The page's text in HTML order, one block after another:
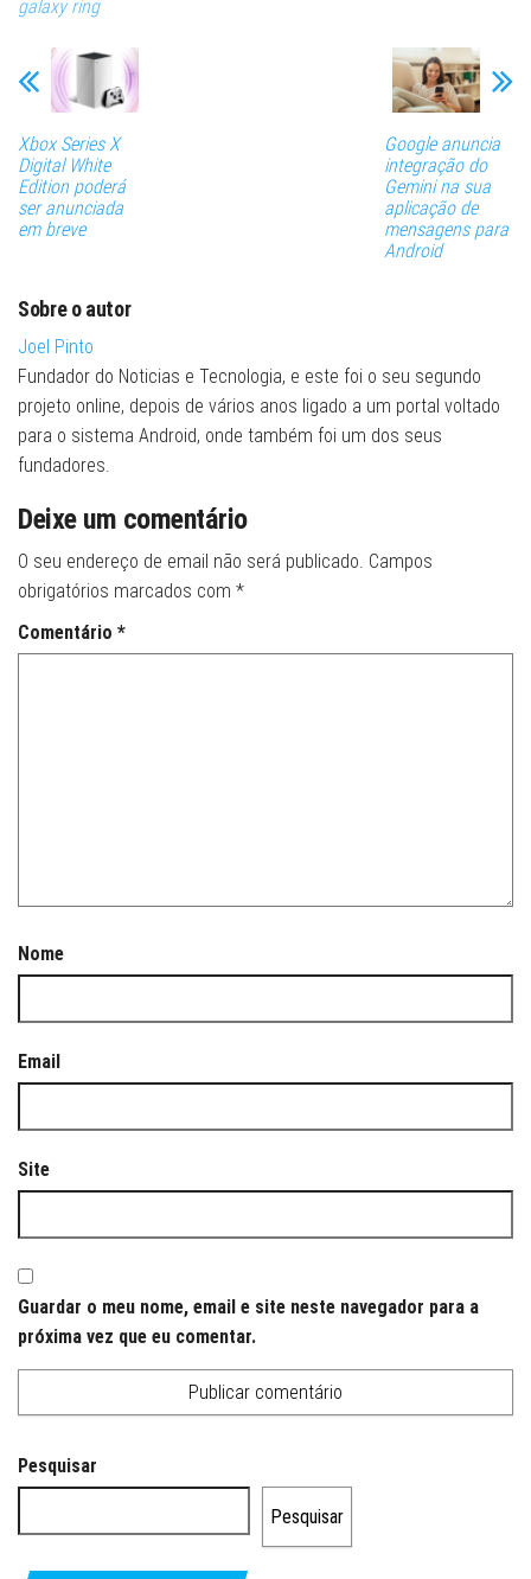
galaxy ring
Xbox Series X
Digital White
Edition poderá
ser anunciada
em breve
Google anuncia
integração do
Gemini na sua
aplicação de
mensagens para
Android
Sobre o autor
Joel Pinto
Fundador do Noticias e Tecnologia, e este foi o seu segundo
projeto online, depois de vários anos ligado a um portal voltado
para o sistema Android, onde também foi um dos seus
fundadores.
Deixe um comentário
O seu endereço de email não será publicado. Campos
obrigatórios marcados com *
Comentário *
Nome
Email
Site
Guardar o meu nome, email e site neste navegador para a
próxima vez que eu comentar.
Pesquisar
Pesquisar